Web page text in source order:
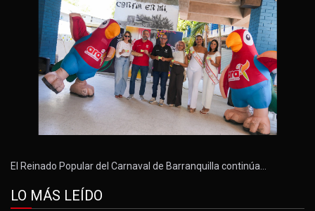
El Reinado Popular del Carnaval de Barranquilla continúa…
LO MÁS LEÍDO